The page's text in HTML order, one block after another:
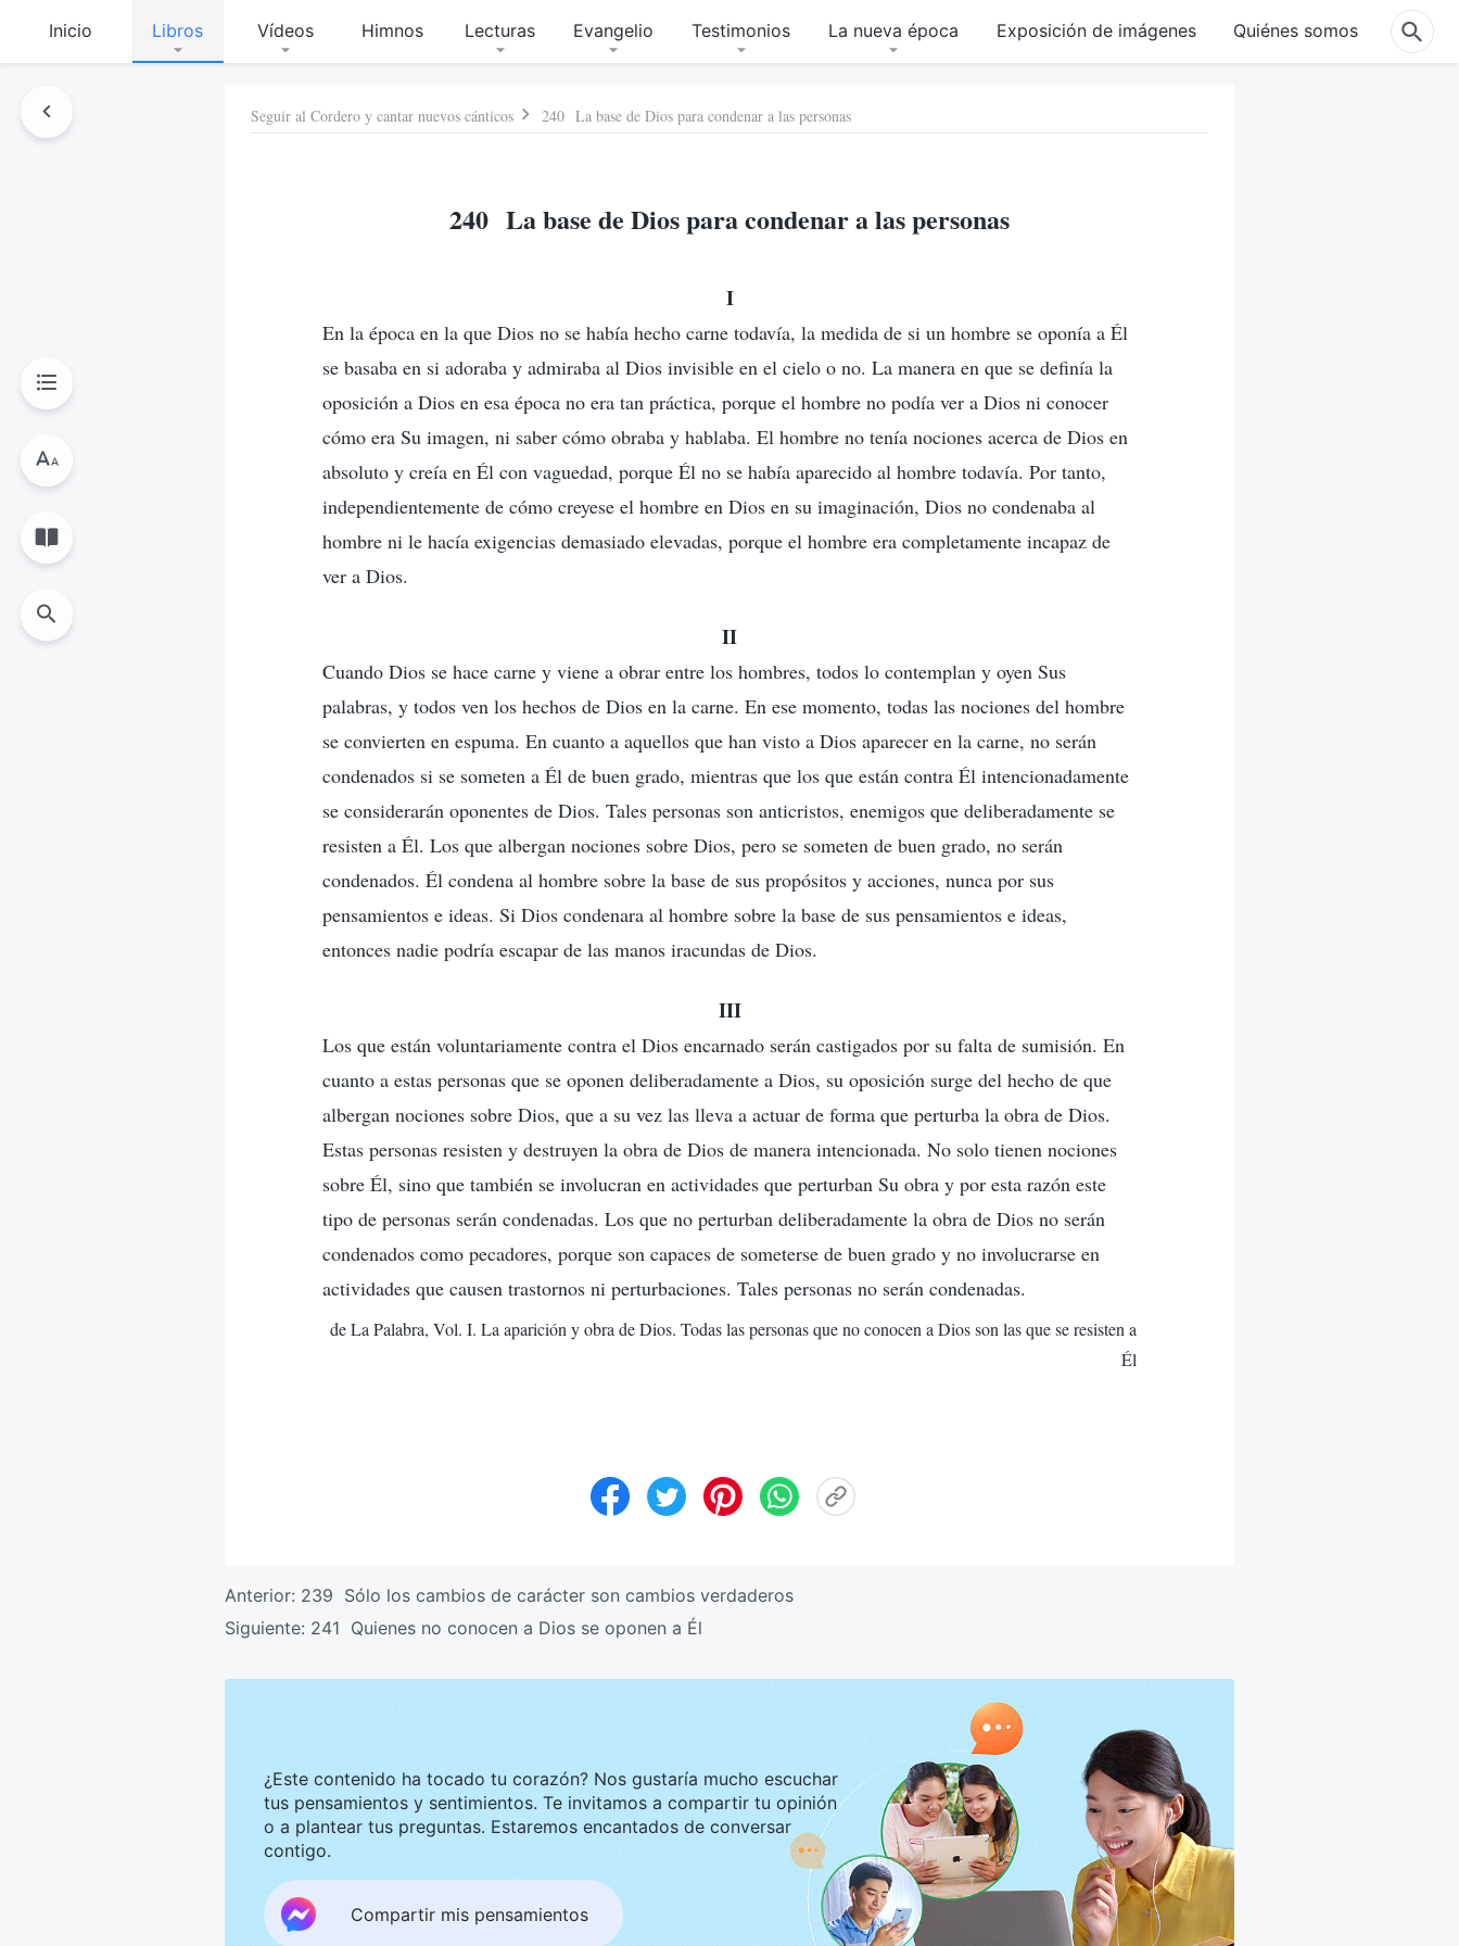
Inicio Libros Vídeos Himnos Lecturas Evangelio Testimonios La nueva época Exposición de imágenes Quiénes somos
Seguir al Cordero y cantar nuevos cánticos 240 La base de Dios para condenar a las personas
240 La base de Dios para condenar a las personas
I
En la época en la que Dios no se había hecho carne todavía, la medida de si un hombre se oponía a Él
se basaba en si adoraba y admiraba al Dios invisible en el cielo o no. La manera en que se definía la
oposición a Dios en esa época no era tan práctica, porque el hombre no podía ver a Dios ni conocer
cómo era Su imagen, ni saber cómo obraba y hablaba. El hombre no tenía nociones acerca de Dios en
absoluto y creía en Él con vaguedad, porque Él no se había aparecido al hombre todavía. Por tanto,
independientemente de cómo creyese el hombre en Dios en su imaginación, Dios no condenaba al
hombre ni le hacía exigencias demasiado elevadas, porque el hombre era completamente incapaz de
ver a Dios.
II
Cuando Dios se hace carne y viene a obrar entre los hombres, todos lo contemplan y oyen Sus
palabras, y todos ven los hechos de Dios en la carne. En ese momento, todas las nociones del hombre
se convierten en espuma. En cuanto a aquellos que han visto a Dios aparecer en la carne, no serán
condenados si se someten a Él de buen grado, mientras que los que están contra Él intencionadamente
se considerarán oponentes de Dios. Tales personas son anticristos, enemigos que deliberadamente se
resisten a Él. Los que albergan nociones sobre Dios, pero se someten de buen grado, no serán
condenados. Él condena al hombre sobre la base de sus propósitos y acciones, nunca por sus
pensamientos e ideas. Si Dios condenara al hombre sobre la base de sus pensamientos e ideas,
entonces nadie podría escapar de las manos iracundas de Dios.
III
Los que están voluntariamente contra el Dios encarnado serán castigados por su falta de sumisión. En
cuanto a estas personas que se oponen deliberadamente a Dios, su oposición surge del hecho de que
albergan nociones sobre Dios, que a su vez las lleva a actuar de forma que perturba la obra de Dios.
Estas personas resisten y destruyen la obra de Dios de manera intencionada. No solo tienen nociones
sobre Él, sino que también se involucran en actividades que perturban Su obra y por esta razón este
tipo de personas serán condenadas. Los que no perturban deliberadamente la obra de Dios no serán
condenados como pecadores, porque son capaces de someterse de buen grado y no involucrarse en
actividades que causen trastornos ni perturbaciones. Tales personas no serán condenadas.
de La Palabra, Vol. I. La aparición y obra de Dios. Todas las personas que no conocen a Dios son las que se resisten a
Él
Anterior: 239 Sólo los cambios de carácter son cambios verdaderos
Siguiente: 241 Quienes no conocen a Dios se oponen a Él
¿Este contenido ha tocado tu corazón? Nos gustaría mucho escuchar
tus pensamientos y sentimientos. Te invitamos a compartir tu opinión
o a plantear tus preguntas. Estaremos encantados de conversar
contigo.
Compartir mis pensamientos